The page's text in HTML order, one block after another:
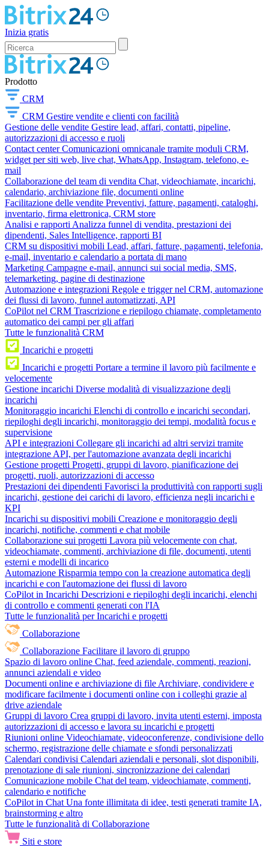
Inizia gratis
Prodotto
CRM
CRM Gestire vendite e clienti con facilità
Gestione delle vendite Gestire lead, affari, contatti, pipeline,
autorizzazioni di accesso e ruoli
Contact center Comunicazioni omnicanale tramite moduli CRM,
widget per siti web, live chat, WhatsApp, Instagram, telefono, e-
mail
Collaborazione del team di vendita Chat, videochiamate, incarichi,
calendario, archiviazione file, documenti online
Facilitazione delle vendite Preventivi, fatture, pagamenti, cataloghi,
inventario, firma elettronica, CRM store
Analisi e rapporti Analizza funnel di vendita, prestazioni dei
dipendenti, Sales Intelligence, rapporti BI
CRM su dispositivi mobili Lead, affari, fatture, pagamenti, telefonia,
e-mail, inventario e calendario a portata di mano
Marketing Campagne e-mail, annunci sui social media, SMS,
telemarketing, pagine di destinazione
Automazione e integrazioni Regole e trigger nel CRM, automazione
dei flussi di lavoro, funnel automatizzati, API
CoPilot nel CRM Trascrizione e riepilogo chiamate, completamento
automatico dei campi per gli affari
Tutte le funzionalità CRM
Incarichi e progetti
Incarichi e progetti Portare a termine il lavoro più facilmente e
velocemente
Gestione incarichi Diverse modalità di visualizzazione degli
incarichi
Monitoraggio incarichi Elenchi di controllo e incarichi secondari,
riepiloghi degli incarichi, monitoraggio dei tempi, modalità focus e
supervisione
API e integrazioni Collegare gli incarichi ad altri servizi tramite
integrazione API, per l'automazione avanzata degli incarichi
Gestione progetti Progetti, gruppi di lavoro, pianificazione dei
progetti, ruoli, autorizzazioni di accesso
Prestazioni dei dipendenti Favorisci la produttività con rapporti sugli
incarichi, gestione dei carichi di lavoro, efficienza negli incarichi e
KPI
Incarichi su dispositivi mobili Creazione e monitoraggio degli
incarichi, notifiche, commenti e chat mobile
Collaborazione sui progetti Lavora più velocemente con chat,
videochiamate, commenti, archiviazione di file, documenti, utenti
esterni e modelli di incarico
Automazione Risparmia tempo con la creazione automatica degli
incarichi e con l'automazione dei flussi di lavoro
CoPilot in Incarichi Descrizioni e riepiloghi degli incarichi, elenchi
di controllo e commenti generati con l'IA
Tutte le funzionalità per Incarichi e progetti
Collaborazione
Collaborazione Facilitare il lavoro di gruppo
Spazio di lavoro online Chat, feed aziendale, commenti, reazioni,
annunci aziendali e video
Documenti online e archiviazione di file Archiviare, condividere e
modificare facilmente i documenti online con i colleghi grazie al
drive aziendale
Gruppi di lavoro Crea gruppi di lavoro, invita utenti esterni, imposta
autorizzazioni di accesso e lavora su incarichi e progetti
Riunioni online Videochiamate, videoconferenze, condivisione dello
schermo, registrazione delle chiamate e sfondi personalizzati
Calendari condivisi Calendari aziendali e personali, slot disponibili,
prenotazione di sale riunioni, sincronizzazione dei calendari
Comunicazione mobile Chat del team, videochiamate, commenti,
calendario e notifiche
CoPilot in Chat Una fonte illimitata di idee, testi generati tramite IA,
brainstorming e altro
Tutte le funzionalità di Collaborazione
Siti e store